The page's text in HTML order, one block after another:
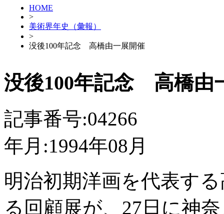
HOME
>
美術界年史（彙報）
>
没後100年記念 高橋由一展開催
没後100年記念 高橋由
記事番号:04266
年月:1994年08月
明治初期洋画を代表す
る回顧展が、27日に神